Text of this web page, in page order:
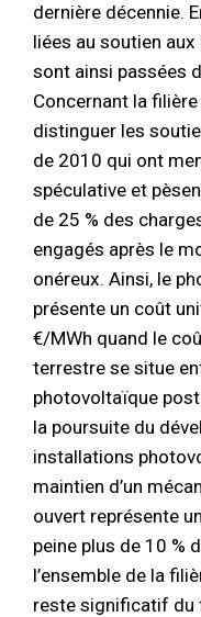
dernière décennie.
liées au soutien
sont ainsi passées
Concernant la
distinguer les
de 2010 qui ont
spéculative et
de 25 % des
engagés après le
onéreux. Ainsi, le
présente un coût
€/MWh quand le
terrestre se situe
photovoltaïque
la poursuite du
installations
maintien d’un
ouvert représente
peine plus de 10 %
l’ensemble de la
reste significatif du